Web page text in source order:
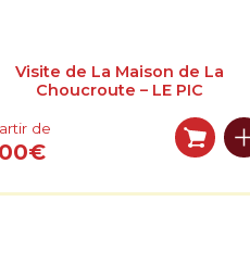
Visite de La Maison de La
Choucroute – LE PIC
de
€